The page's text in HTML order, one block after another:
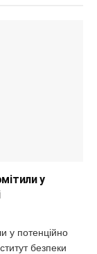
у
у потенційно
безпеки